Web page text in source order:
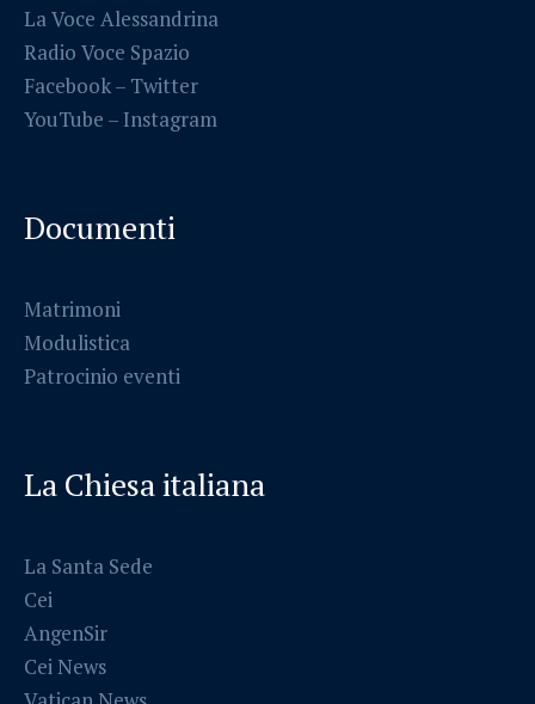
La Voce Alessandrina
Radio Voce Spazio
Facebook– Twitter
YouTube – Instagram
Documenti
Matrimoni
Modulistica
Patrocinio eventi
La Chiesa italiana
La Santa Sede
Cei
AngenSir
Cei News